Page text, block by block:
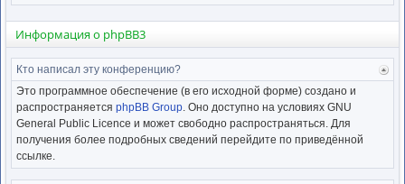
Информация о phpBB3
Кто написал эту конференцию?
Это программное обеспечение (в его исходной форме) создано и
распространяется phpBB Group. Оно доступно на условиях GNU
General Public Licence и может свободно распространяться. Для
получения более подробных сведений перейдите по приведённой
ссылке.